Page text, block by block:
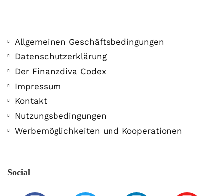
Allgemeinen Geschäftsbedingungen
Datenschutzerklärung
Der Finanzdiva Codex
Impressum
Kontakt
Nutzungsbedingungen
Werbemöglichkeiten und Kooperationen
Social